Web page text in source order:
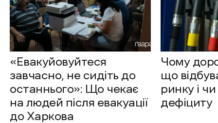
«Евакуйовуйтеся
завчасно, не сидіть до
останнього»: Що чекає
на людей після евакуації
до Харкова
Чому
що
ринку і
дефіциту